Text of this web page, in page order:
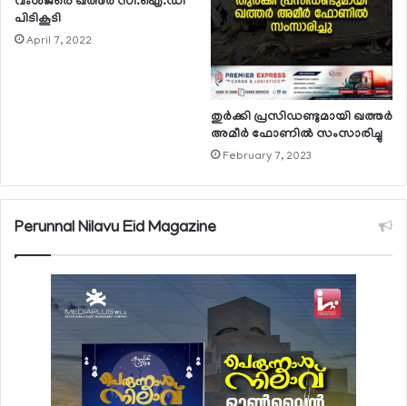
പിടികൂടി
April 7, 2022
തുര്‍ക്കി പ്രസിഡണ്ടുമായി ഖത്തര്‍
അമീര്‍ ഫോണില്‍ സംസാരിച്ചു
February 7, 2023
Perunnal Nilavu Eid Magazine